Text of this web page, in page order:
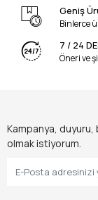
Geniş
Binlerce
7 / 24
Öneri ve
Kampanya,
olmak istiyorum.